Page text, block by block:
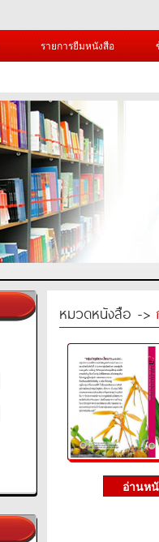
รายการยืมหนังสือ
หมวดหนังสือ ->